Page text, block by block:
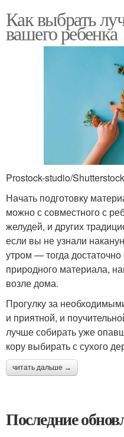
Как выбрать
вашего ребенка
Prostock-studio/
Начать подготовку
можно с совместного с
желудей, и других
если вы не узнали
утром — тогда
природного материала,
возле дома.
Прогулку за
и приятной, и
лучше собирать уже
кору выбирать с сухого
читать дальше →
Последние